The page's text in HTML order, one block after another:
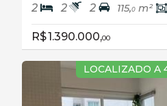
2 2 2 115,0 m²
R$ 1.390.000,00
LOCALIZADO A